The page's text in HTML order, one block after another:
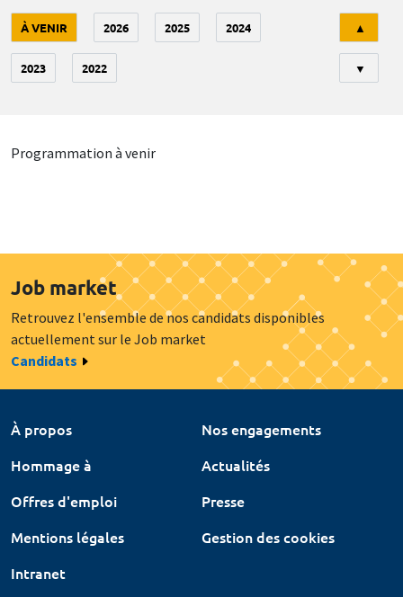
À VENIR 2026 2025 2024
2023 2022
▲
▼
Programmation à venir
Job market
Retrouvez l'ensemble de nos candidats disponibles
actuellement sur le Job market
Candidats
À propos
Nos engagements
Hommage à
Actualités
Offres d'emploi
Presse
Mentions légales
Gestion des cookies
Intranet